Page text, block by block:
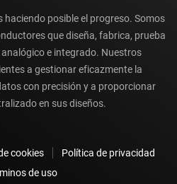
posible el progreso. Somos
que diseña, fabrica, prueba
e integrado. Nuestros
a gestionar eficazmente la
con precisión y a proporcionar
en sus diseños.
cookies
Política de privacidad
de uso